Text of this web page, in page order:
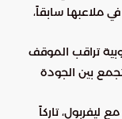
ملاعبها سابقاً،
تراقب الموقف
بين الجودة
تاركاً